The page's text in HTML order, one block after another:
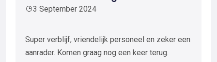
3 September 2024
Super verblijf, vriendelijk personeel en zeker een
aanrader. Komen graag nog een keer terug.